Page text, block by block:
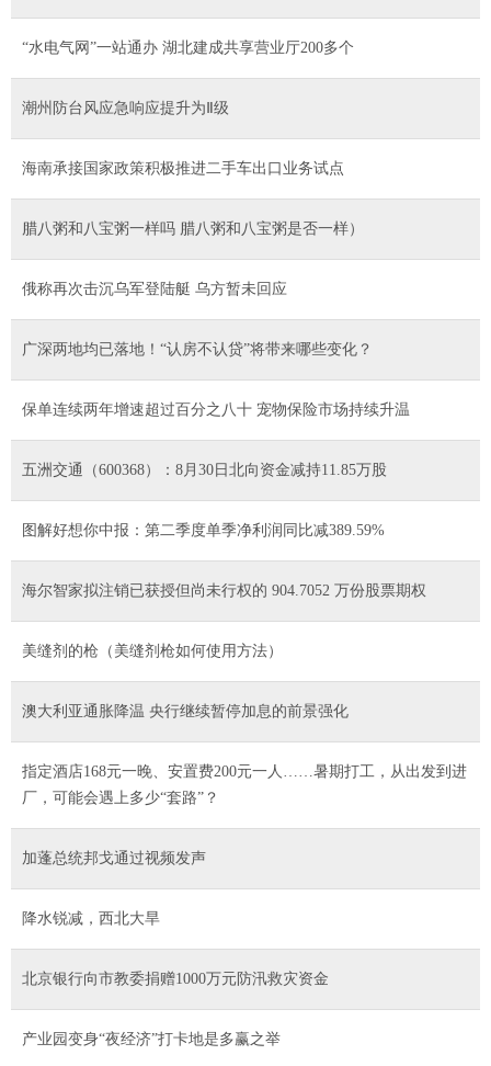
“水电气网”一站通办 湖北建成共享营业厅200多个
潮州防台风应急响应提升为Ⅱ级
海南承接国家政策积极推进二手车出口业务试点
腊八粥和八宝粥一样吗 腊八粥和八宝粥是否一样）
俄称再次击沉乌军登陆艇 乌方暂未回应
广深两地均已落地！“认房不认贷”将带来哪些变化？
保单连续两年增速超过百分之八十 宠物保险市场持续升温
五洲交通（600368）：8月30日北向资金减持11.85万股
图解好想你中报：第二季度单季净利润同比减389.59%
海尔智家拟注销已获授但尚未行权的 904.7052 万份股票期权
美缝剂的枪（美缝剂枪如何使用方法）
澳大利亚通胀降温 央行继续暂停加息的前景强化
指定酒店168元一晚、安置费200元一人……暑期打工，从出发到进
厂，可能会遇上多少“套路”？
加蓬总统邦戈通过视频发声
降水锐减，西北大旱
北京银行向市教委捐赠1000万元防汛救灾资金
产业园变身“夜经济”打卡地是多赢之举